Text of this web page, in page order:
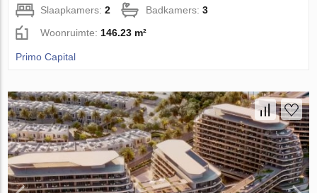
Slaapkamers:2 Badkamers:3
Woonruimte: 146.23 m²
Primo Capital